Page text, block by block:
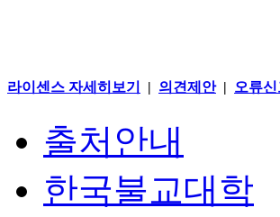
라이센스 자세히보기 | 의견제안| 오류
출처안내
한국불교대학